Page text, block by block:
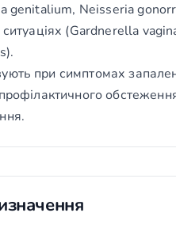
genitalium, Neisseria
ситуаціях (Gardnerella
при симптомах